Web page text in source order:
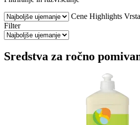
Cene Highlights
Filter
Sredstva za ročno